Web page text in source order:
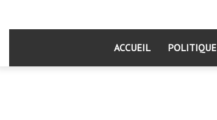
ACCUEIL POLITIQUE